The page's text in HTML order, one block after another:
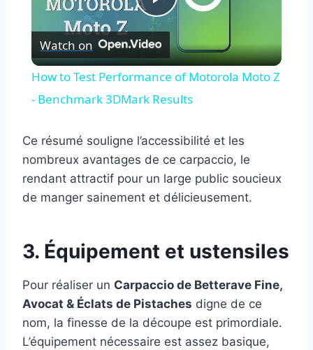
Play
Video
Watch on
How to Test Performance of Motorola Moto Z
- Benchmark 3DMark Results
Ce résumé souligne l’accessibilité et les
nombreux avantages de ce carpaccio, le
rendant attractif pour un large public soucieux
de manger sainement et délicieusement.
3. Équipement et ustensiles
Pour réaliser un Carpaccio de Betterave Fine,
Avocat & Éclats de Pistaches digne de ce
nom, la finesse de la découpe est primordiale.
L’équipement nécessaire est assez basique,